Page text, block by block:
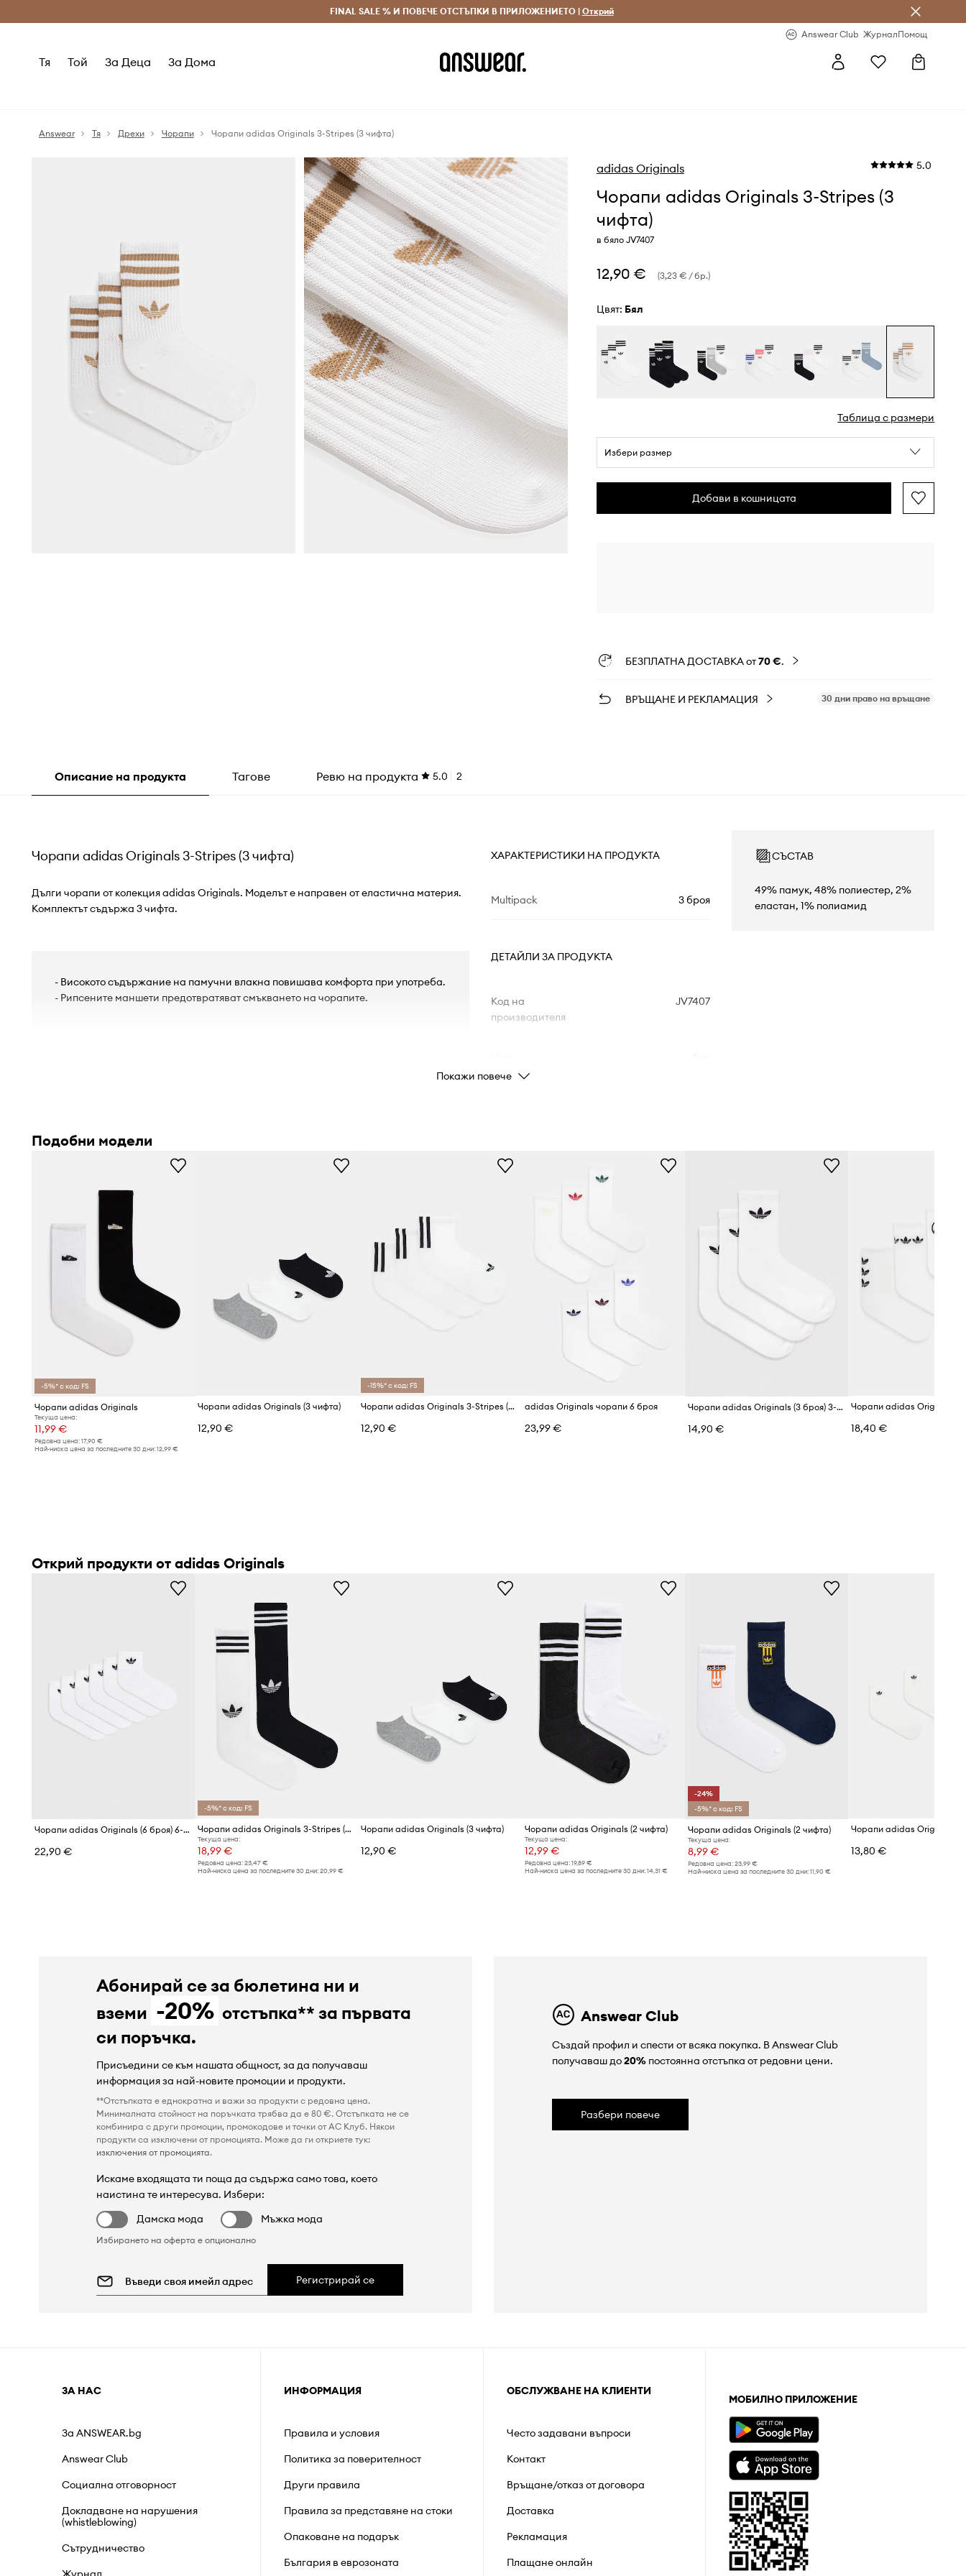
Безплатни доставка и връщане за поръчки над 70 EUR Доставка 1-5 дни
FINAL SALE % И ПОВЕЧЕ ОТСТЪПКИ В ПРИЛОЖЕНИЕТО | Открий
Answear Club ЖурналПомощ
Тя Той За Деца За Дома
Answear Тя Дрехи Чорапи Чорапи adidas Originals 3-Stripes (3 чифта)
adidas Originals 5.0
Чорапи adidas Originals 3-Stripes (3
чифта)
в бяло JV7407
12,90 € (3,23 € / бр.)
Цвят: бял
Таблица с размери
Избери размер
Добави в кошницата
БЕЗПЛАТНА ДОСТАВКА от70 €.
ВРЪЩАНЕ И РЕКЛАМАЦИЯ 30 дни право на връщане
Описание на продукта Тагове Ревю на продукта 5.0 2
Чорапи adidas Originals 3-Stripes (3 чифта)
Дълги чорапи от колекция adidas Originals. Моделът е направен от еластична материя.
Комплектът съдържа 3 чифта.
- Високото съдържание на памучни влакна повишава комфорта при употреба.
- Рипсените маншети предотвратяват смъкването на чорапите.
ХАРАКТЕРИСТИКИ НА ПРОДУКТА
Multipack 3 броя
ДЕТАЙЛИ ЗА ПРОДУКТА
Код на
производителя
JV7407
Код на продукта
СЪСТАВ
49% памук, 48% полиестер, 2%
еластан, 1% полиамид
Покажи повече
Подобни модели
-5%* с код: FS
Чорапи adidas Originals
Текуща цена:
11,99 €
Редовна цена: 17,90 €
Най-ниска цена за последните 30 дни: 12,99 €
Чорапи adidas Originals (3 чифта)
12,90 €
-15%* с код: FS
Чорапи adidas Originals 3-Stripes (3 чифта)
12,90 €
adidas Originals чорапи 6 броя
23,99 €
Чорапи adidas Originals (3 броя) 3-pack
14,90 € 18,40 €
Открий продукти от adidas Originals
Чорапи adidas Originals (6 броя) 6-pack
22,90 €
-5%* с код: FS
Чорапи adidas Originals 3-Stripes (2 чифта)
Текуща цена:
18,99 €
Редовна цена:23,47 €
Най-ниска цена за последните 30 дни:20,99 €
Чорапи adidas Originals (3 чифта)
12,90 €
Чорапи adidas Originals (2 чифта)
Текуща цена:
12,99 €
Редовна цена: 19,89 €
Най-ниска цена за последните 30 дни: 14,31 €
-24%
-5%* с код: FS
Чорапи adidas Originals (2 чифта)
Текуща цена:
8,99 €
Редовна цена:23,99 €
Най-ниска цена за последните 30 дни:11,90 €
Чорапи adidas Originals (3
13,80 €
Абонирай се за бюлетина ни и
вземи -20% отстъпка** за първата
си поръчка.
Присъедини се към нашата общност, за да получаваш
информация за най-новите промоции и продукти.
**Отстъпката е еднократна и важи за продукти с редовна цена.
Минималната стойност на поръчката трябва да е 80 €. Отстъпката не се
комбинира с други промоции, промокодове и точки от AC Клуб. Някои
продукти са изключени от промоцията. Може да ги откриете тук:
изключения от промоцията.
Искаме входящата ти поща да съдържа само това, което
наистина те интересува. Избери:
Дамска мода
Мъжка мода
Избирането на оферта е опционално
Регистрирай се
Answear Club
Създай профил и спести от всяка покупка. В Answear Club
получаваш до20%постоянна отстъпка от редовни цени.
Разбери повече
ЗА НАС
За ANSWEAR.bg
Answear Club
Социална отговорност
Докладване на нарушения
(whistleblowing)
Сътрудничество
ИНФОРМАЦИЯ
Правила и условия
Политика за поверителност
Други правила
Правила за представяне на стоки
Опаковане на подарък
България в еврозоната
ОБСЛУЖВАНЕ НА КЛИЕНТИ
Често задавани въпроси
Контакт
Връщане/отказ от договора
Доставка
Рекламация
Плащане онлайн
МОБИЛНО ПРИЛОЖЕНИЕ